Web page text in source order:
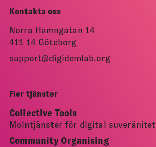
Kontakta oss
Norra Hamngatan 14
411 14 Göteborg
support@digidemlab.org
Fler tjänster
Collective Tools
Molntjänster för digital suveränitet
Community Organising